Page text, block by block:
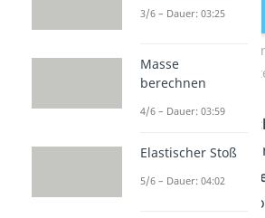
Drei Gleichungen
zweite
jeweiligen
ergibt die
wird eine Kraft
3/6 – Dauer: 03:25
Masse
berechnen
4/6 – Dauer: 03:59
Elastischer Stoß
5/6 – Dauer: 04:02